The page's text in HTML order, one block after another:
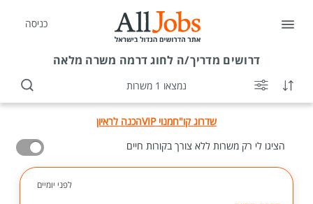
כניסה
דרושים מדריך/ה לחוג דרמה משרה מלאה
נמצאו 1 משרות
שדרוג קו"חמנוי VIP
הכנה לראיון
הציגו לי רק משרות ללא צורך בקורות חיים
לפני יומיים